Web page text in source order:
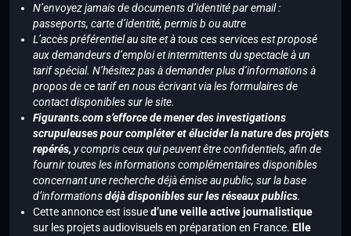
N’envoyez jamais de documents d’identité par email :
passeports, carte d’identité, permis b ou autre
L’accès préférentiel au site et à tous ces services est proposé
aux demandeurs d’emploi et intermittents du spectacle à un
tarif spécial. N’hésitez pas à demander plus d’informations à
propos de ce tarif en nous écrivant via les formulaires de
contact disponibles sur le site.
Figurants.com s’efforce de mener des investigations
scrupuleuses pour compléter et élucider la nature des projets
repérés, y compris ceux qui peuvent être confidentiels, afin de
fournir toutes les informations complémentaires disponibles
concernant une recherche déjà émise au public, sur la base
d’informationsdéjà disponibles sur les réseaux publics.
Cette annonce est issued’une veille active journalistique
sur les projets audiovisuels en préparation en France. Elle